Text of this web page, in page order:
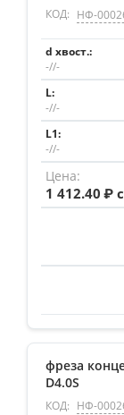
КОД: НФ-
-//-
-//-
-//-
1 412.40 ₽
фреза
D4.0S
КОД: НФ-